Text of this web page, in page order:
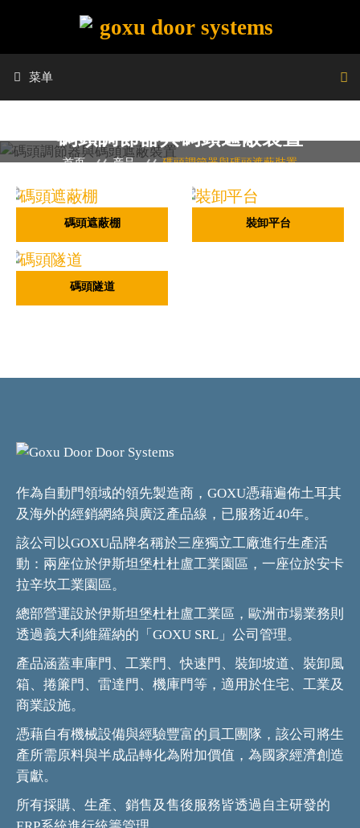
菜单
碼頭調節器與碼頭遮蔽裝置
首页 产品 碼頭調節器與碼頭遮蔽裝置
碼頭遮蔽棚 裝卸平台
碼頭隧道
作為自動門領域的領先製造商，GOXU憑藉遍佈土耳其
及海外的經銷網絡與廣泛產品線，已服務近40年。
該公司以GOXU品牌名稱於三座獨立工廠進行生產活
動：兩座位於伊斯坦堡杜杜盧工業園區，一座位於安卡
拉辛坎工業園區。
總部營運設於伊斯坦堡杜杜盧工業區，歐洲市場業務則
透過義大利維羅納的「GOXU SRL」公司管理。
產品涵蓋車庫門、工業門、快速門、裝卸坡道、裝卸風
箱、捲簾門、雷達門、機庫門等，適用於住宅、工業及
商業設施。
憑藉自有機械設備與經驗豐富的員工團隊，該公司將生
產所需原料與半成品轉化為附加價值，為國家經濟創造
貢獻。
所有採購、生產、銷售及售後服務皆透過自主研發的